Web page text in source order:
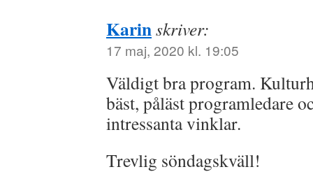
Karinskriver:
17 maj, 2020 kl. 19:05
Väldigt bra program.
bäst, påläst programledare
intressanta vinklar.
Trevlig söndagskväll!